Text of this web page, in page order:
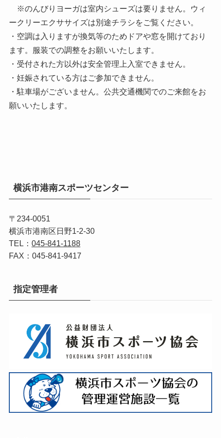
※のんびりヨーガは室内シューズは要りません。ウィ
ークリーエクササイズは別途チラシをご覧ください。
・空調は入りますが換気等のためドアや窓を開けており
ます。服装での調整をお願いいたします。
・受付された方以外は安全管理上入室できません。
・妊娠されている方はご参加できません。
・駐車場がございません。公共交通機関でのご来館をお
願いいたします。
横浜市港南スポーツセンター
〒234-0051
横浜市港南区日野1-2-30
TEL： 045-841-1188
FAX：045-841-9417
指定管理者